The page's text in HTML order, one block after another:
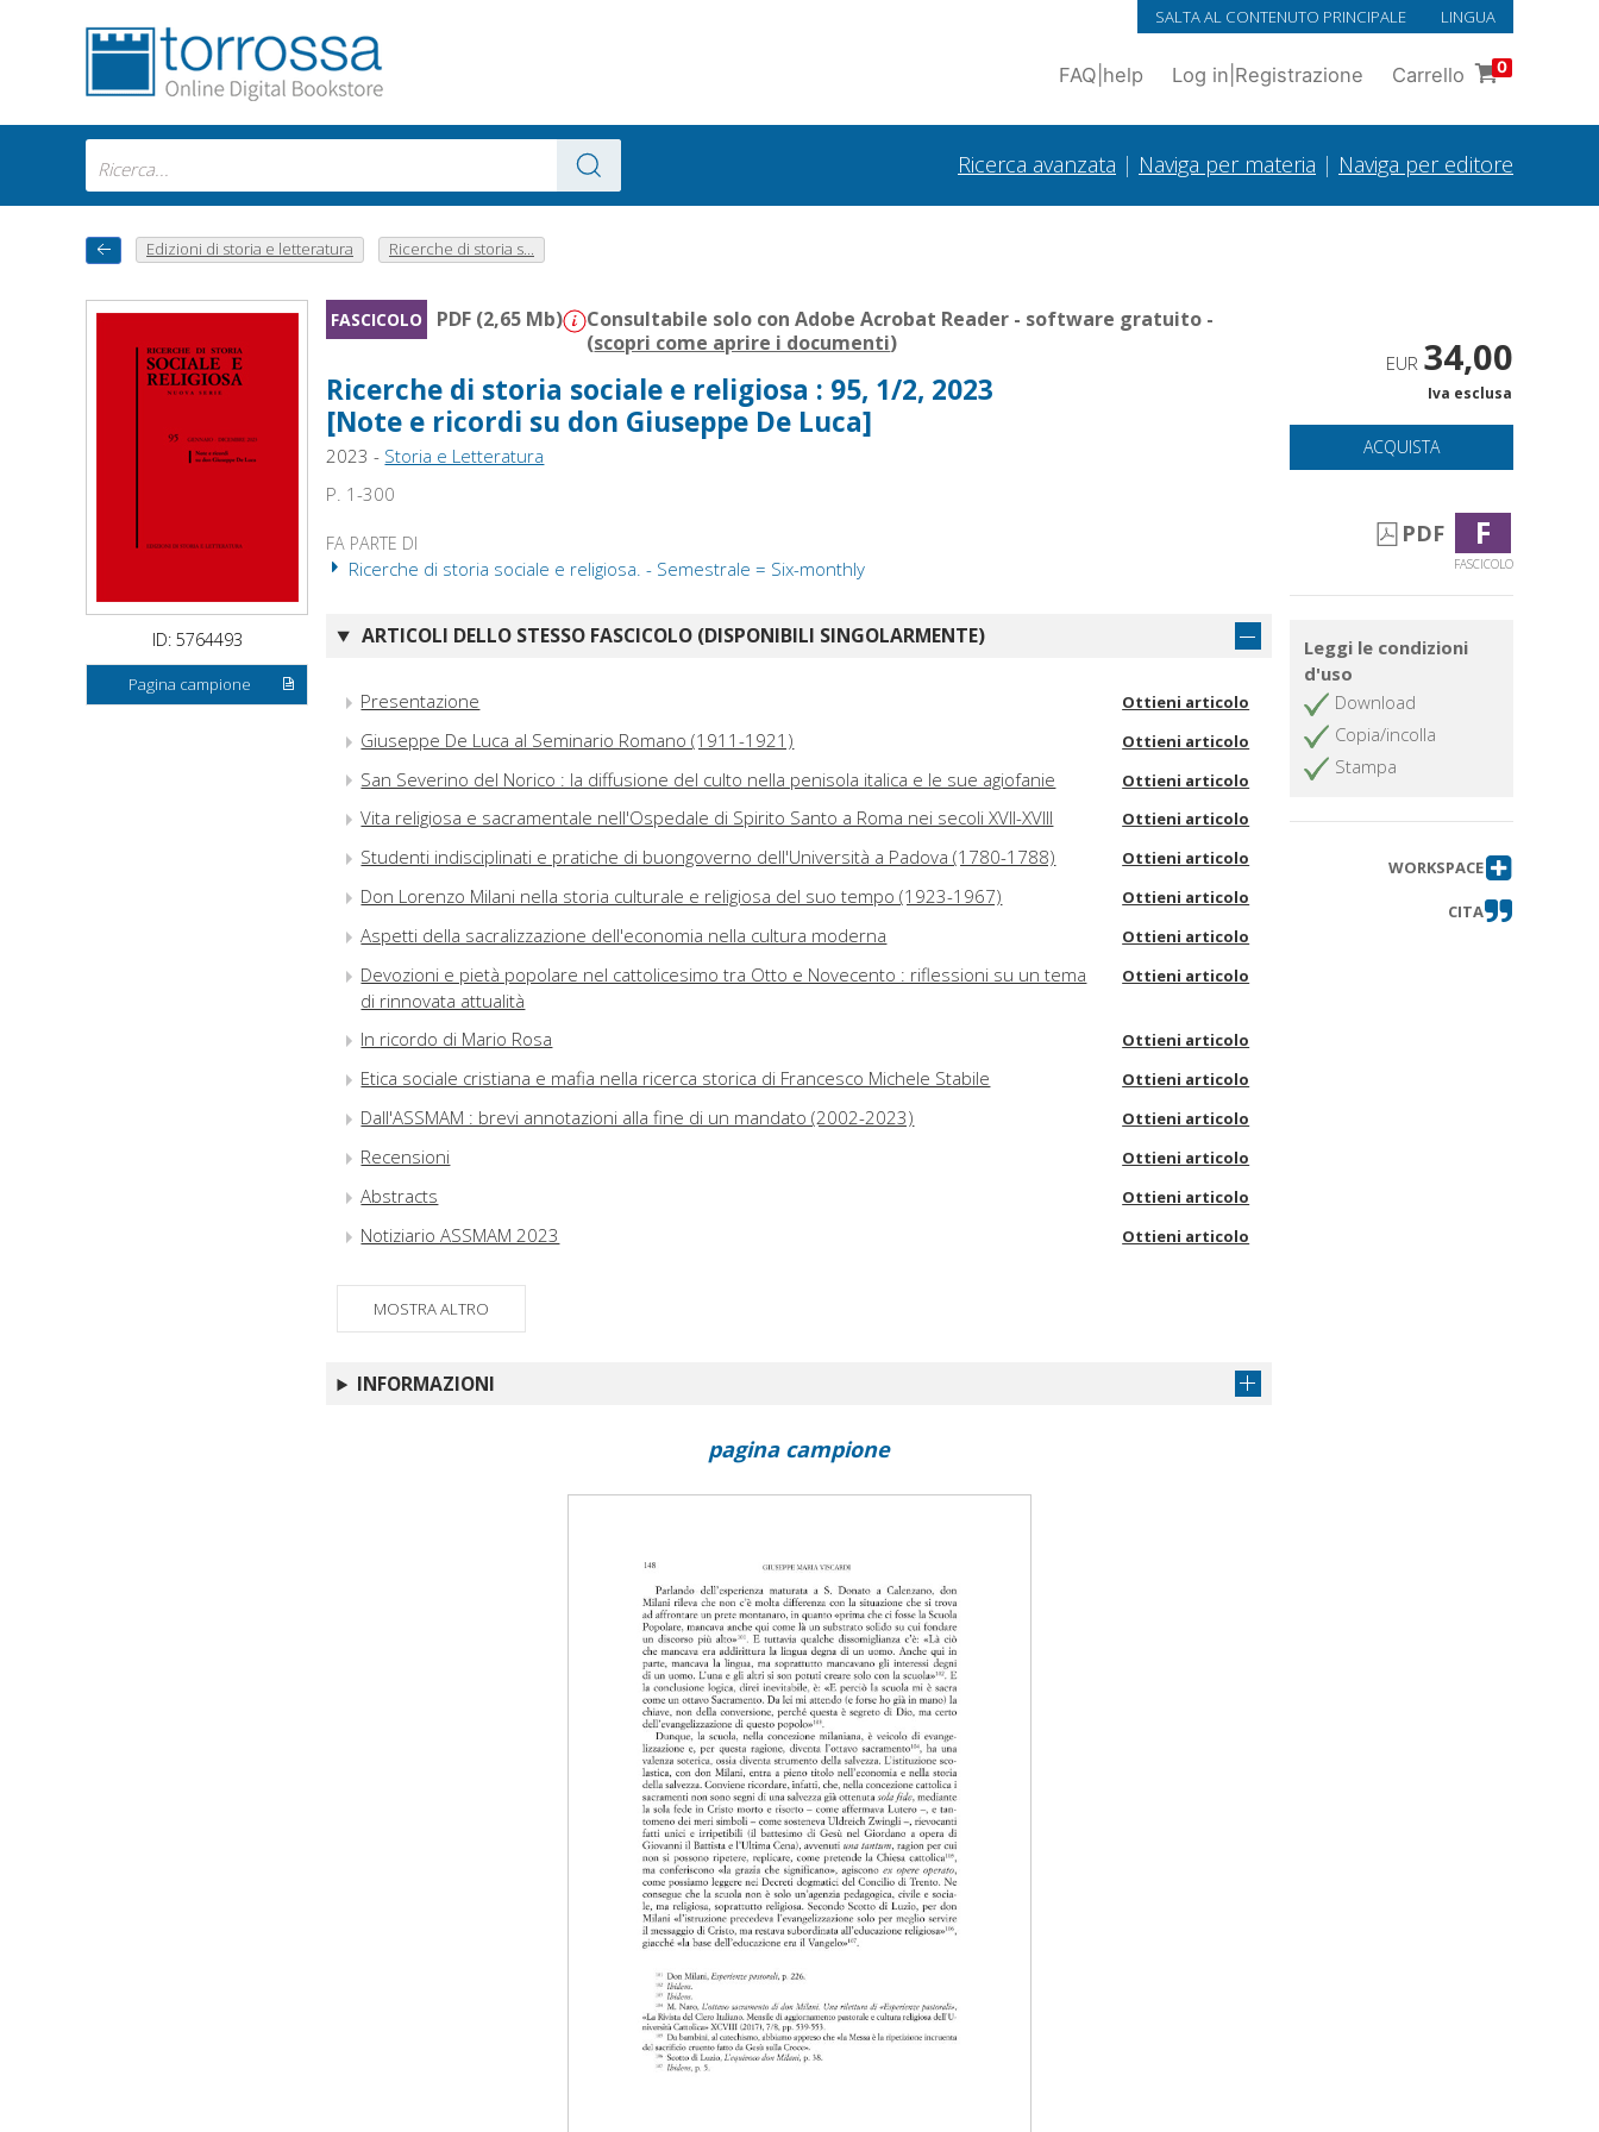
SALTA AL CONTENUTO PRINCIPALE LINGUA
FAQ help Log in Registrazione Carrello 0
Ricerca avanzata | Naviga per materia | Naviga per editore
Edizioni di storia e letteratura Ricerche di storia s...
ID: 5764493
Pagina campione
FASCICOLO PDF (2,65 Mb)
Consultabile solo con Adobe Acrobat Reader - software gratuito -
(scopri come aprire i documenti)
Ricerche di storia sociale e religiosa : 95, 1/2, 2023
[Note e ricordi su don Giuseppe De Luca]
2023 - Storia e Letteratura
P. 1-300
FA PARTE DI
Ricerche di storia sociale e religiosa. - Semestrale = Six-monthly
ARTICOLI DELLO STESSO FASCICOLO (DISPONIBILI SINGOLARMENTE)
Presentazione Ottieni articolo
Giuseppe De Luca al Seminario Romano (1911-1921) Ottieni articolo
San Severino del Norico : la diffusione del culto nella penisola italica e le sue agiofanie Ottieni articolo
Vita religiosa e sacramentale nell'Ospedale di Spirito Santo a Roma nei secoli XVII-XVIII Ottieni articolo
Studenti indisciplinati e pratiche di buongoverno dell'Università a Padova (1780-1788) Ottieni articolo
Don Lorenzo Milani nella storia culturale e religiosa del suo tempo (1923-1967) Ottieni articolo
Aspetti della sacralizzazione dell'economia nella cultura moderna Ottieni articolo
Devozioni e pietà popolare nel cattolicesimo tra Otto e Novecento : riflessioni su un tema
di rinnovata attualità
Ottieni articolo
In ricordo di Mario Rosa Ottieni articolo
Etica sociale cristiana e mafia nella ricerca storica di Francesco Michele Stabile Ottieni articolo
Dall'ASSMAM : brevi annotazioni alla fine di un mandato (2002-2023) Ottieni articolo
Recensioni Ottieni articolo
Abstracts Ottieni articolo
Notiziario ASSMAM 2023 Ottieni articolo
MOSTRA ALTRO
INFORMAZIONI
EUR 34,00
Iva esclusa
ACQUISTA
PDF F
FASCICOLO
Leggi le condizioni
d'uso
Download
Copia/incolla
Stampa
WORKSPACE
CITA
pagina campione